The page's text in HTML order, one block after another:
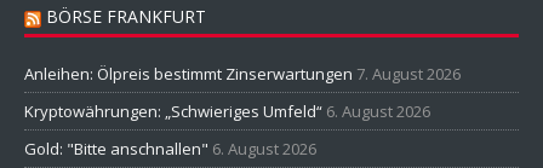
BÖRSE FRANKFURT
Anleihen: Ölpreis bestimmt Zinserwartungen 7. August 2026
Kryptowährungen: „Schwieriges Umfeld“ 6. August 2026
Gold: "Bitte anschnallen" 6. August 2026